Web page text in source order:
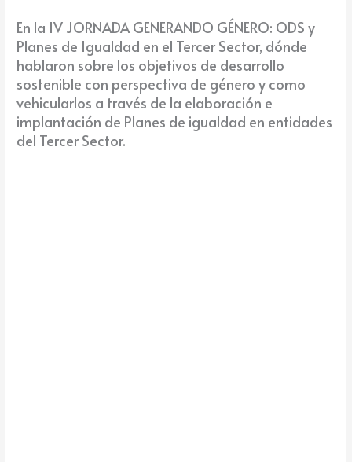
En la IV JORNADA GENERANDO GÉNERO: ODS y
Planes de Igualdad en el Tercer Sector, dónde
hablaron sobre los objetivos de desarrollo
sostenible con perspectiva de género y como
vehicularlos a través de la elaboración e
implantación de Planes de igualdad en entidades
del Tercer Sector.